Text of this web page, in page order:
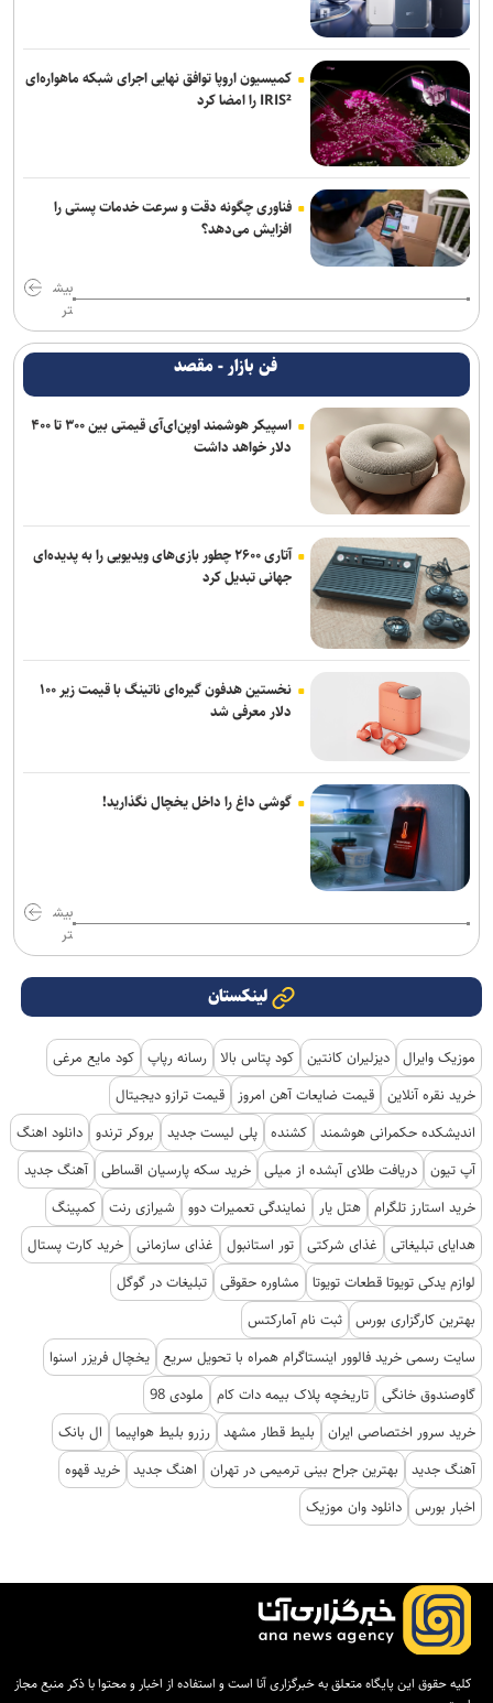
کمیسیون اروپا توافق نهایی اجرای شبکه ماهواره‌ای
IRIS² را امضا کرد
فناوری چگونه دقت و سرعت خدمات پستی را
افزایش می‌دهد؟
بیش
تر
فن بازار - مقصد
اسپیکر هوشمند اوپن‌ای‌آی قیمتی بین ۳۰۰ تا ۴۰۰
دلار خواهد داشت
آتاری ۲۶۰۰ چطور بازی‌های ویدیویی را به پدیده‌ای
جهانی تبدیل کرد
نخستین هدفون گیره‌ای ناتینگ با قیمت زیر ۱۰۰
دلار معرفی شد
گوشی داغ را داخل یخچال نگذارید!
بیش
تر
لینکستان
موزیک وایرال دیزلیران کانتین کود پتاس بالا رسانه رپاپ کود مایع مرغی
خرید نقره آنلاین قیمت ضایعات آهن امروز
قیمت ترازو دیجیتال
اندیشکده حکمرانی هوشمند کشنده پلی لیست جدید بروکر ترندو دانلود اهنگ
آپ تیون دریافت طلای آبشده از میلی خرید سکه پارسیان اقساطی آهنگ جدید
خرید استارز تلگرام هتل یار نمایندگی تعمیرات دوو شیرازی رنت کمپینگ
هدایای تبلیغاتی
غذای شرکتی تور استانبول غذای سازمانی خرید کارت پستال
لوازم یدکی تویوتا قطعات تویوتا
مشاوره حقوقی تبلیغات در گوگل
بهترین کارگزاری بورس ثبت نام آمارکتس
سایت رسمی خرید فالوور اینستاگرام همراه با تحویل سریع یخچال فریزر اسنوا
گاوصندوق خانگی تاریخچه پلاک بیمه دات کام
ملودی 98
خرید سرور اختصاصی ایران
بلیط قطار مشهد رزرو بلیط هواپیما
ال بانک
آهنگ جدید
بهترین جراح بینی ترمیمی در تهران اهنگ جدید خرید قهوه
اخبار بورس دانلود وان موزیک
کلیه حقوق این پایگاه متعلق به خبرگزاری آنا است و استفاده از اخبار و محتوا با ذکر منبع مجاز